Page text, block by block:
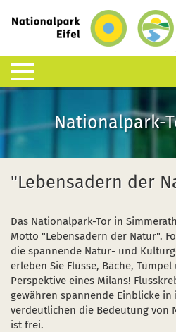
Lebensraum Nationalpark
Besondere Tiere und
Lebensräume
Geologie, Böden und
Forschung im
Naturentwicklung
Nationalpark erleben
Aktuelles
Auf eigene Faust
Wandervorschläge
Wildnis-Trail
Kinder, Jugendliche und
Infohäuser &
Nationalpark-Zentrum
Nationalpark-Tore
Wildniswerkstatt Düttling
Natur-Erlebnis-Treff
Nationalpark-Schulen
Nationalpark-Kitas
Anreise & Unterkunft
Nationalpark-Gastgeber
GästeCard
Fahrtziel Natur
Sozioökonomisches
Motorradfahrende
Einsatz von Drohnen
Fan-Artikel zum
Bücher und Karten
Nationalpark-
"Lebensadern der
Das Nationalpark-Tor in
Motto "Lebensadern der Natur".
die spannende Natur- und
erleben Sie Flüsse, Bäche,
Perspektive eines Milans!
gewähren spannende Einblicke in
verdeutlichen die Bedeutung von
ist frei.